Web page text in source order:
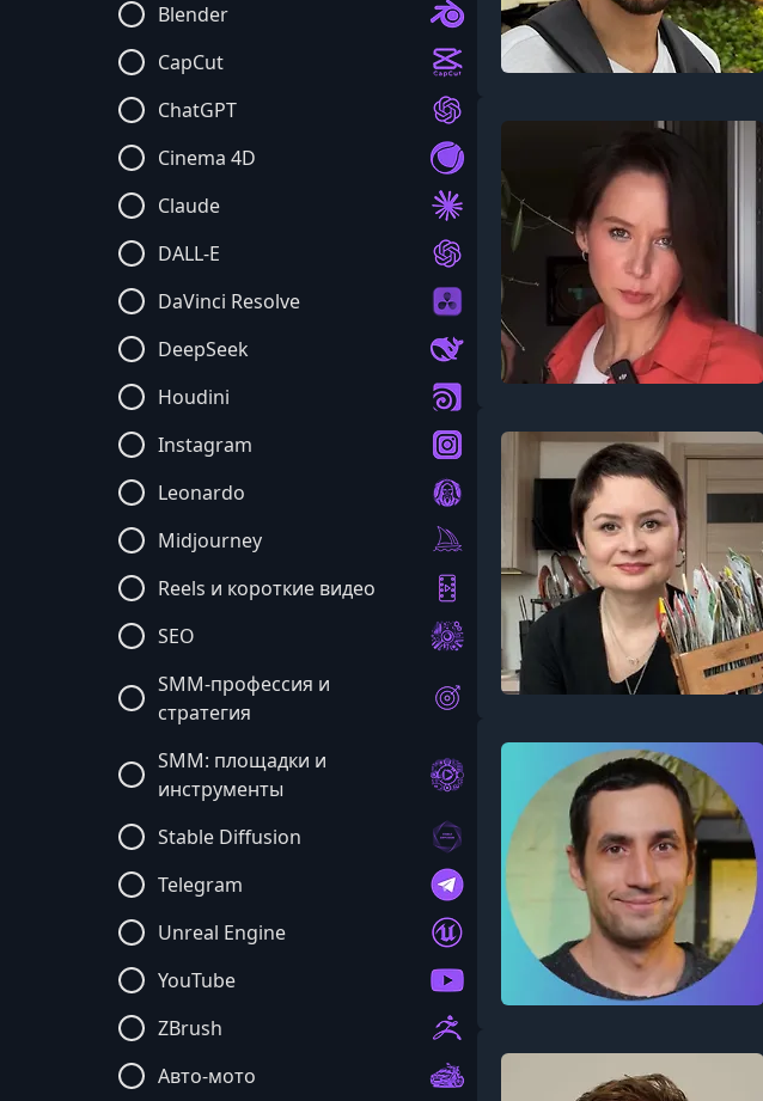
Blender
CapCut
ChatGPT
Cinema 4D
Claude
DALL-E
DaVinci Resolve
DeepSeek
Houdini
Instagram
Leonardo
Midjourney
Reels и короткие видео
SEO
SMM-профессия и
стратегия
SMM: площадки и
инструменты
Stable Diffusion
Telegram
Unreal Engine
YouTube
ZBrush
Авто-мото